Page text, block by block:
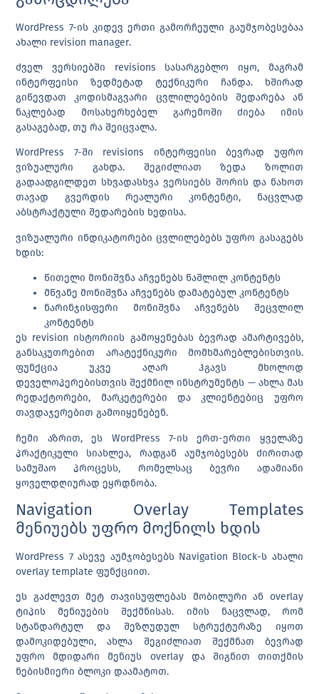
WordPress 7-ის კიდევ ერთი გამორჩეული გაუმჯობესებაა
ახალი revision manager.
ძველ ვერსიებში revisions სასარგებლო იყო, მაგრამ
ინტერფეისი ზედმეტად ტექნიკური ჩანდა. ხშირად
გიწევდათ კოდისმაგვარი ცვლილებების შედარება ან
ნაკლებად მოსახერხებელ გარემოში ძიება იმის
გასაგებად, თუ რა შეიცვალა.
WordPress 7-ში revisions ინტერფეისი ბევრად უფრო
ვიზუალური გახდა. შეგიძლიათ ზედა ზოლით
გადაადგილდეთ სხვადასხვა ვერსიებს შორის და ნახოთ
თავად გვერდის რეალური კონტენტი, ნაცვლად
აბსტრაქტული შედარების ხედისა.
ვიზუალური ინდიკატორები ცვლილებებს უფრო გასაგებს
ხდის:
წითელი მონიშვნა აჩვენებს წაშლილ კონტენტს
მწვანე მონიშვნა აჩვენებს დამატებულ კონტენტს
ნარინჯისფერი მონიშვნა აჩვენებს შეცვლილ
კონტენტს
ეს revision ისტორიის გამოყენებას ბევრად ამარტივებს,
განსაკუთრებით არატექნიკური მომხმარებლებისთვის.
ფუნქცია უკვე აღარ ჰგავს მხოლოდ
დეველოპერებისთვის შექმნილ ინსტრუმენტს — ახლა მას
რედაქტორები, მარკეტერები და კლიენტებიც უფრო
თავდაჯერებით გამოიყენებენ.
ჩემი აზრით, ეს WordPress 7-ის ერთ-ერთი ყველაზე
პრაქტიკული სიახლეა, რადგან აუმჯობესებს ძირითად
სამუშაო პროცესს, რომელსაც ბევრი ადამიანი
ყოველდღიურად ეყრდნობა.
Navigation Overlay Templates
მენიუებს უფრო მოქნილს ხდის
WordPress 7 ასევე აუმჯობესებს Navigation Block-ს ახალი
overlay template ფუნქციით.
ეს გაძლევთ მეტ თავისუფლებას მობილური ან overlay
ტიპის მენიუების შექმნისას. იმის ნაცვლად, რომ
სტანდარტულ და შეზღუდულ სტრუქტურაზე იყოთ
დამოკიდებული, ახლა შეგიძლიათ შექმნათ ბევრად
უფრო მდიდარი მენიუს overlay და შიგნით თითქმის
ნებისმიერი ბლოკი დაამატოთ.